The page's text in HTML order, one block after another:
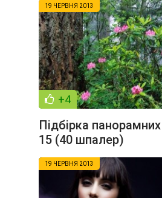
19 ЧЕРВНЯ 2013
+4
Підбірка
15 (40 шпалер)
19 ЧЕРВНЯ 2013